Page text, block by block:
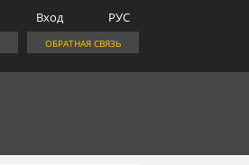
РУС
Вход
ОБРАТНАЯ СВЯЗЬ